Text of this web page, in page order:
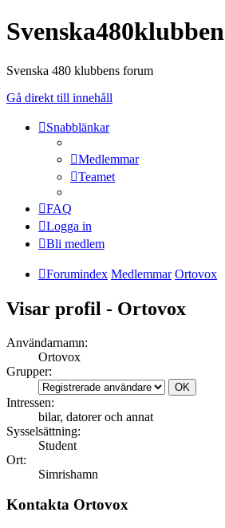
Svenska480klubben
Svenska 480 klubbens forum
Gå direkt till innehåll
Snabblänkar
Medlemmar
Teamet
FAQ
Logga in
Bli medlem
Forumindex Medlemmar Ortovox
Visar profil - Ortovox
Användarnamn:
Ortovox
Grupper:
Intressen:
bilar, datorer och annat
Sysselsättning:
Student
Ort:
Simrishamn
Kontakta Ortovox